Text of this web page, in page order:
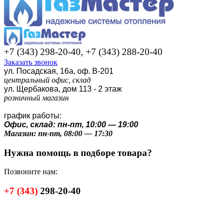
+7 (343) 298-20-40, +7 (343) 288-20-40
Заказать звонок
ул. Посадская, 16а, оф. В-201
центральный офис, склад
ул. Щербакова, дом 113 - 2 этаж
розничный магазин
график работы:
Офис, склад: пн-пт, 10:00 — 19:00
Магазин: пн-пт, 08:00 — 17:30
Нужна помощь в подборе товара?
Позвоните нам:
+7 (343) 298-20-40